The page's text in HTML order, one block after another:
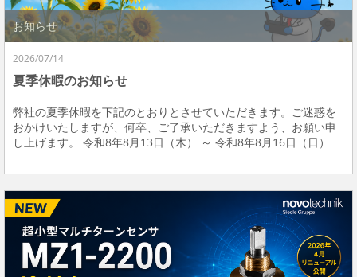
お知らせ
2026/07/14
夏季休暇のお知らせ
弊社の夏季休暇を下記のとおりとさせていただきます。ご迷惑を
おかけいたしますが、何卒、ご了承いただきますよう、お願い申
し上げます。 令和8年8月13日（木） ～ 令和8年8月16日（日）